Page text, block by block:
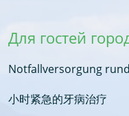
Для гостей
Notfallversorgung
小时紧急的牙病治疗